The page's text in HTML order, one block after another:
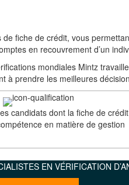
fiche de crédit, vous
en recouvrement d’un
mondiales Mintz
à prendre les meilleures
candidats dont la fiche de crédit
en matière de gestion
EN VÉRIFICATION